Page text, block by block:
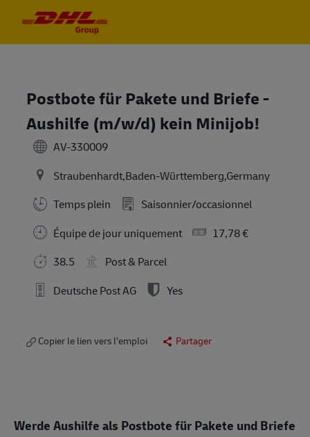
Postbote für Pakete und Briefe -
Aushilfe (m/w/d) kein Minijob!
AV-330009
Straubenhardt,Baden-Württemberg,Germany
Temps plein
Saisonnier/occasionnel
Équipe de jour uniquement
17,78 €
38.5
Post & Parcel
Deutsche Post AG
Yes
Copier le lien vers l’emploi Partager
Werde Aushilfe als Postbote für Pakete und Briefe